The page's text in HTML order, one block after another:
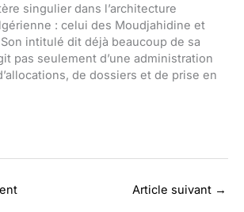
singulier dans l’architecture
: celui des Moudjahidine et
intitulé dit déjà beaucoup de sa
pas seulement d’une administration
de dossiers et de prise en
Article suivant →